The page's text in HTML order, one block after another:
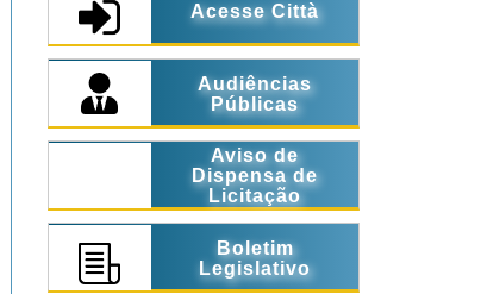
Acesse Città
Audiências
Públicas
Aviso de
Dispensa de
Licitação
Boletim
Legislativo